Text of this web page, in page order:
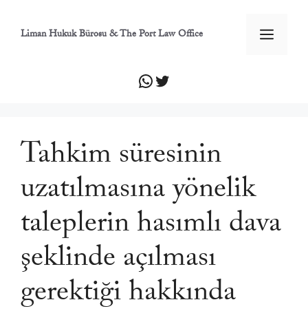
Liman Hukuk Bürosu & The Port Law Office
WhatsApp
Twitter
Tahkim süresinin
uzatılmasına yönelik
taleplerin hasımlı dava
şeklinde açılması
gerektiği hakkında